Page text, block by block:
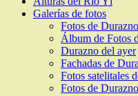
Galerías de fotos
Fotos de Durazno
Álbum de Fotos
Durazno del ayer
Fachadas de
Fotos satelitales
Fotos de